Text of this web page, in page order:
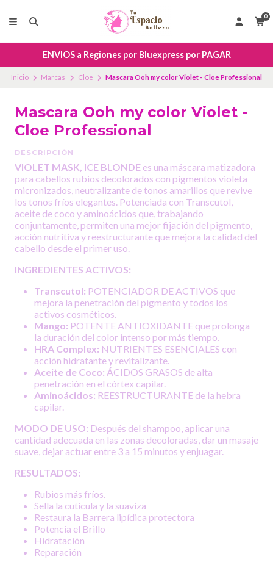
0
ENVIOS a Regiones por Bluexpress por PAGAR
Inicio Marcas Cloe Mascara Ooh my color Violet - Cloe Professional
Mascara Ooh my color Violet -
Cloe Professional
DESCRIPCIÓN
VIOLET MASK, ICE BLONDE es una máscara matizadora
para cabellos rubios decolorados con pigmentos violeta
micronizados, neutralizante de tonos amarillos que revive
los tonos fríos elegantes. Potenciada con Transcutol,
aceite de coco y aminoácidos que, trabajando
conjuntamente, permiten una mejor fijación del pigmento,
acción nutritiva y reestructurante que mejora la calidad del
cabello desde el primer uso.
INGREDIENTES ACTIVOS:
Transcutol: POTENCIADOR DE ACTIVOS que
mejora la penetración del pigmento y todos los
activos cosméticos.
Mango: POTENTE ANTIOXIDANTE que prolonga
la duración del color intenso por más tiempo.
HRA Complex: NUTRIENTES ESENCIALES con
acción hidratante y revitalizante.
Aceite de Coco: ÁCIDOS GRASOS de alta
penetración en el córtex capilar.
Aminoácidos: REESTRUCTURANTE de la hebra
capilar.
MODO DE USO: Después del shampoo, aplicar una
cantidad adecuada en las zonas decoloradas, dar un masaje
suave, dejar actuar entre 3 a 15 minutos y enjuagar.
RESULTADOS:
Rubios más fríos.
Sella la cutícula y la suaviza
Restaura la Barrera lipídica protectora
Potencia el Brillo
Hidratación
Reparación